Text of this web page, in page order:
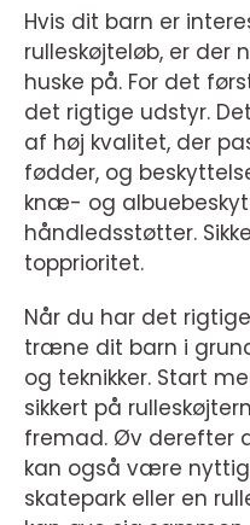
Hvis dit barn er
rulleskøjteløb, er der
huske på. For det
det rigtige udstyr.
af høj kvalitet, der
fødder, og
knæ- og
håndledsstøtter.
topprioritet.
Når du har det
træne dit barn i
og teknikker. Start
sikkert på
fremad. Øv derefter
kan også være
skatepark eller en